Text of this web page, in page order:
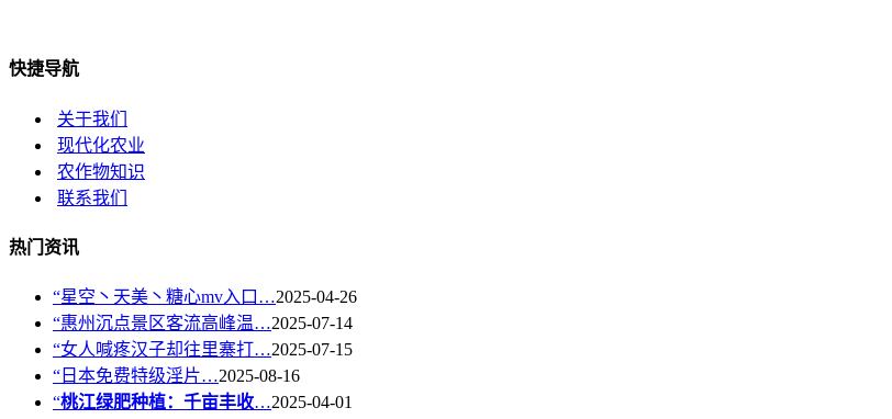
快捷导航
关于我们
现代化农业
农作物知识
联系我们
热门资讯
“星空丶天美丶糖心mv入口…2025-04-26
“惠州沉点景区客流高峰温…2025-07-14
“女人喊疼汉子却往里寨打…2025-07-15
“日本免费特级淫片…2025-08-16
“桃江绿肥种植：千亩丰收…2025-04-01